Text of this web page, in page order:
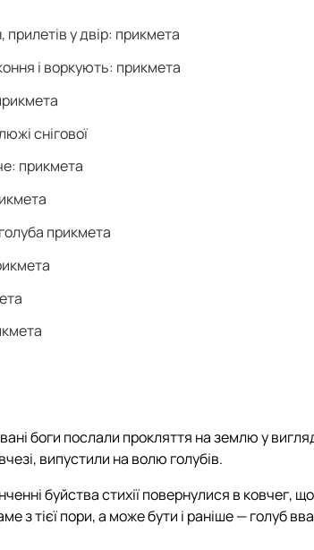
прилетів у двір: прикмета
і воркують: прикмета
снігової
прикмета
прикмета
боги послали прокляття на землю у
випустили на волю голубів.
буйства стихії повернулися в ковчег,
з тієї пори, а може бути і раніше — голуб